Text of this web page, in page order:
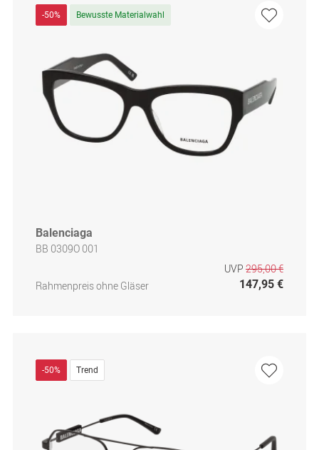
-50% Bewusste Materialwahl
Balenciaga
BB 0309O 001
Rahmenpreis ohne Gläser
UVP 295,00 €
147,95 €
-50% Trend